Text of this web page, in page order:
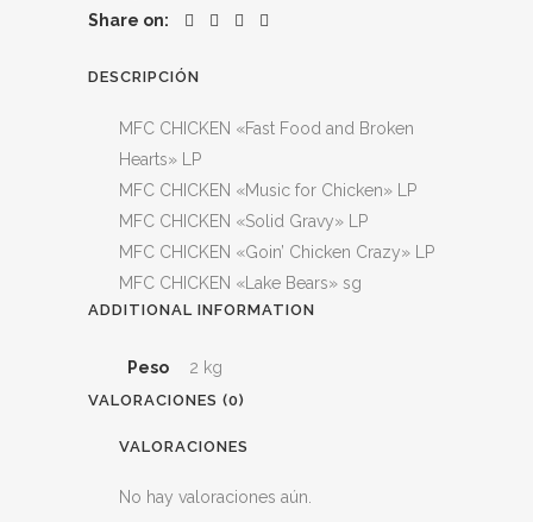
Share on:
DESCRIPCIÓN
MFC CHICKEN «Fast Food and Broken
Hearts» LP
MFC CHICKEN «Music for Chicken» LP
MFC CHICKEN «Solid Gravy» LP
MFC CHICKEN «Goin’ Chicken Crazy» LP
MFC CHICKEN «Lake Bears» sg
ADDITIONAL INFORMATION
Peso 2 kg
VALORACIONES (0)
VALORACIONES
No hay valoraciones aún.